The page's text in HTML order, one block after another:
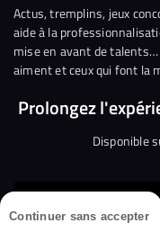
Continuer sans accepter
Facebook
Actus, tremplins, jeux
aide à la
mise en avant de talents…
aiment et ceux qui font la
Prolongez
Disponible